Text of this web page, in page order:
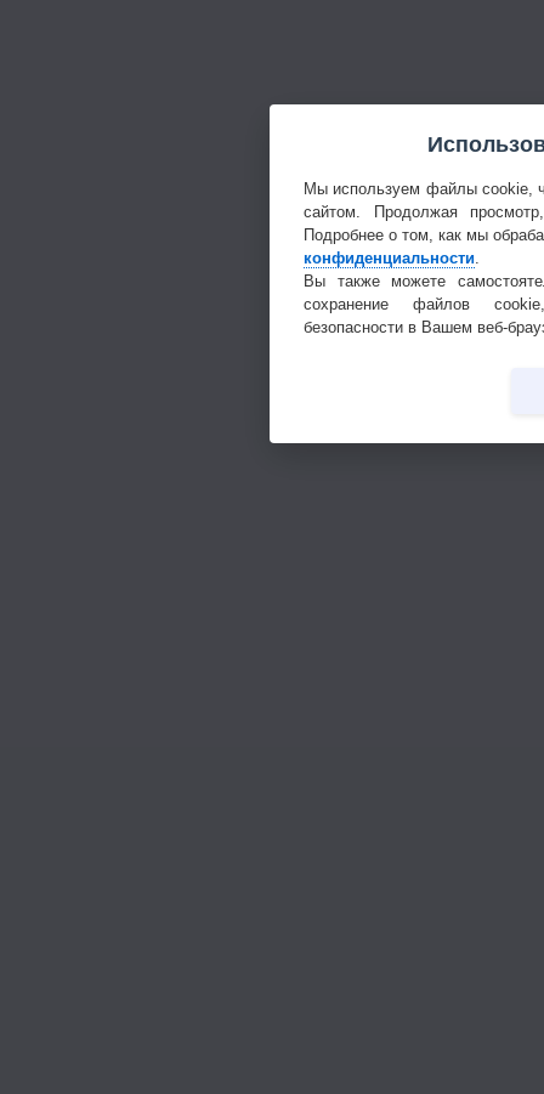
Мы используем файлы cookie,
сайтом. Продолжая
Подробнее о том, как мы
конфиденциальности
Вы также можете
сохранение файлов
безопасности в Вашем веб-